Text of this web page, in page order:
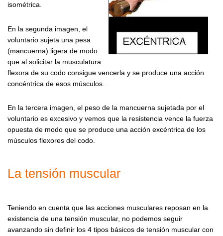
isométrica.
En la segunda imagen, el
voluntario sujeta una pesa
(mancuerna) ligera de modo
que al solicitar la musculatura
flexora de su codo consigue vencerla y se produce una acción
concéntrica de esos músculos.
En la tercera imagen, el peso de la mancuerna sujetada por el
voluntario es excesivo y vemos que la resistencia vence la fuerza
opuesta de modo que se produce una acción excéntrica de los
músculos flexores del codo.
La tensión muscular
Teniendo en cuenta que las acciones musculares reposan en la
existencia de una tensión muscular, no podemos seguir
avanzando sin definir los 4 tipos básicos de tensión muscular con